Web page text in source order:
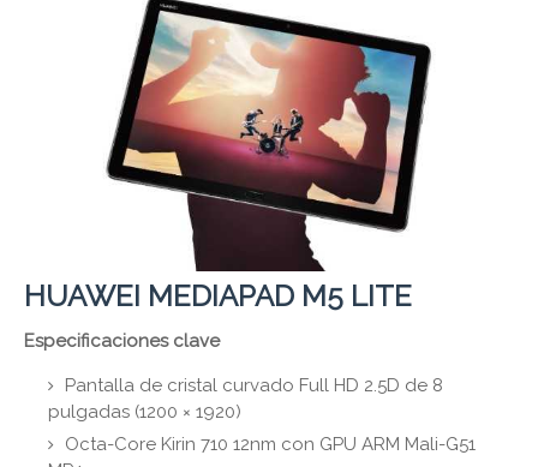
HUAWEI MEDIAPAD M5 LITE
Especificaciones clave
Pantalla de cristal curvado Full HD 2.5D de 8
pulgadas (1200 × 1920)
Octa-Core Kirin 710 12nm con GPU ARM Mali-G51